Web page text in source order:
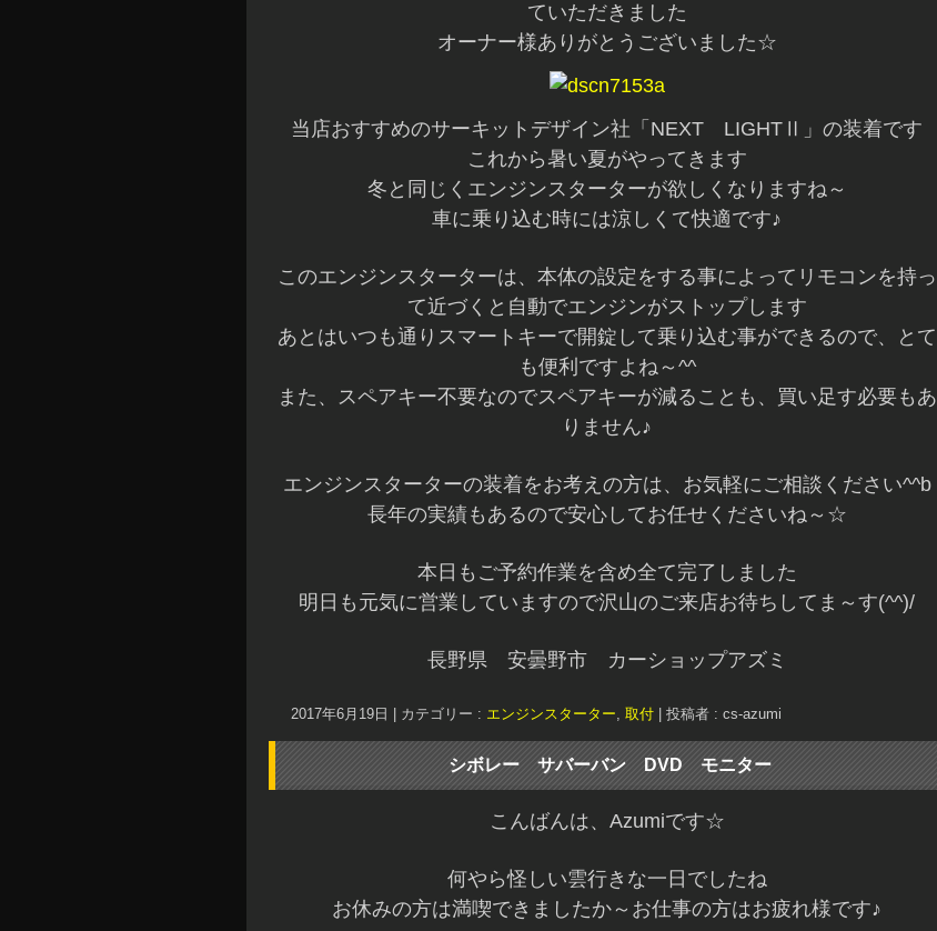
ていただきました
オーナー様ありがとうございました☆
当店おすすめのサーキットデザイン社「NEXT LIGHTⅡ」の装着です
これから暑い夏がやってきます
冬と同じくエンジンスターターが欲しくなりますね～
車に乗り込む時には涼しくて快適です♪
このエンジンスターターは、本体の設定をする事によってリモコンを持っ
て近づくと自動でエンジンがストップします
あとはいつも通りスマートキーで開錠して乗り込む事ができるので、とて
も便利ですよね～^^
また、スペアキー不要なのでスペアキーが減ることも、買い足す必要もあ
りません♪
エンジンスターターの装着をお考えの方は、お気軽にご相談ください^^b
長年の実績もあるので安心してお任せくださいね～☆
本日もご予約作業を含め全て完了しました
明日も元気に営業していますので沢山のご来店お待ちしてま～す(^^)/
長野県 安曇野市 カーショップアズミ
2017年6月19日 カテゴリー : エンジンスターター, 取付 投稿者 : cs-azumi
シボレー サバーバン DVD モニター
こんばんは、Azumiです☆
何やら怪しい雲行きな一日でしたね
お休みの方は満喫できましたか～お仕事の方はお疲れ様です♪